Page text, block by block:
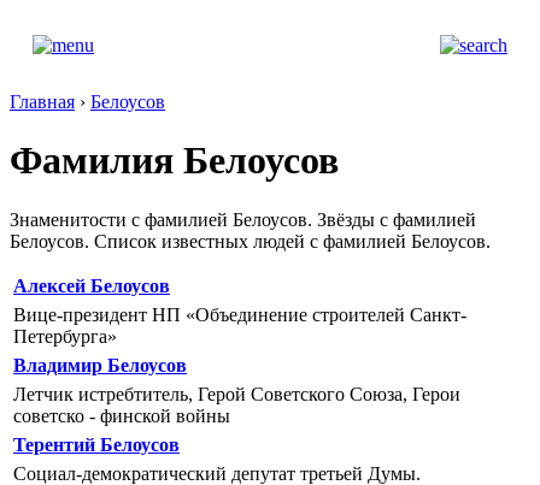
Главная › Белоусов
Фамилия Белоусов
Знаменитости с фамилией Белоусов. Звёзды с фамилией
Белоусов. Список известных людей с фамилией Белоусов.
Алексей Белоусов
Вице-президент НП «Объединение строителей Санкт-
Петербурга»
Владимир Белоусов
Летчик истребтитель, Герой Советского Союза, Герои
советско - финской войны
Терентий Белоусов
Социал-демократический депутат третьей Думы.